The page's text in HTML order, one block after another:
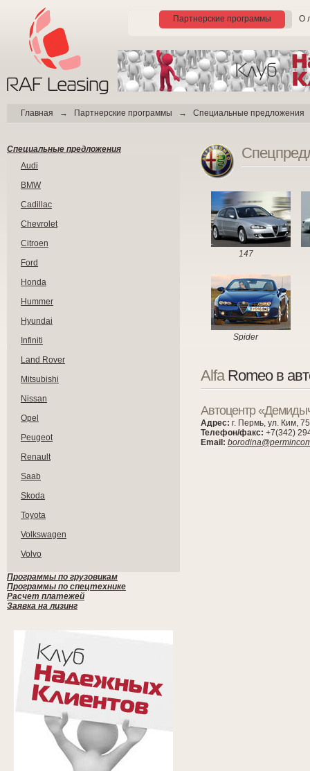
Партнерские программы О
Главная → Партнерские программы → Специальные предложения
Специальные предложения
Audi
BMW
Cadillac
Chevrolet
Citroen
Ford
Honda
Hummer
Hyundai
Infiniti
Land Rover
Mitsubishi
Nissan
Opel
Peugeot
Renault
Saab
Skoda
Toyota
Volkswagen
Volvo
Программы по грузовикам
Программы по спецтехнике
Расчет платежей
Заявка на лизинг
147
Spider
AlfaRomeo в
Автоцентр
Адрес: г. Пермь, ул. Ким, 75
Телефон/факс: +7(342)
Email: